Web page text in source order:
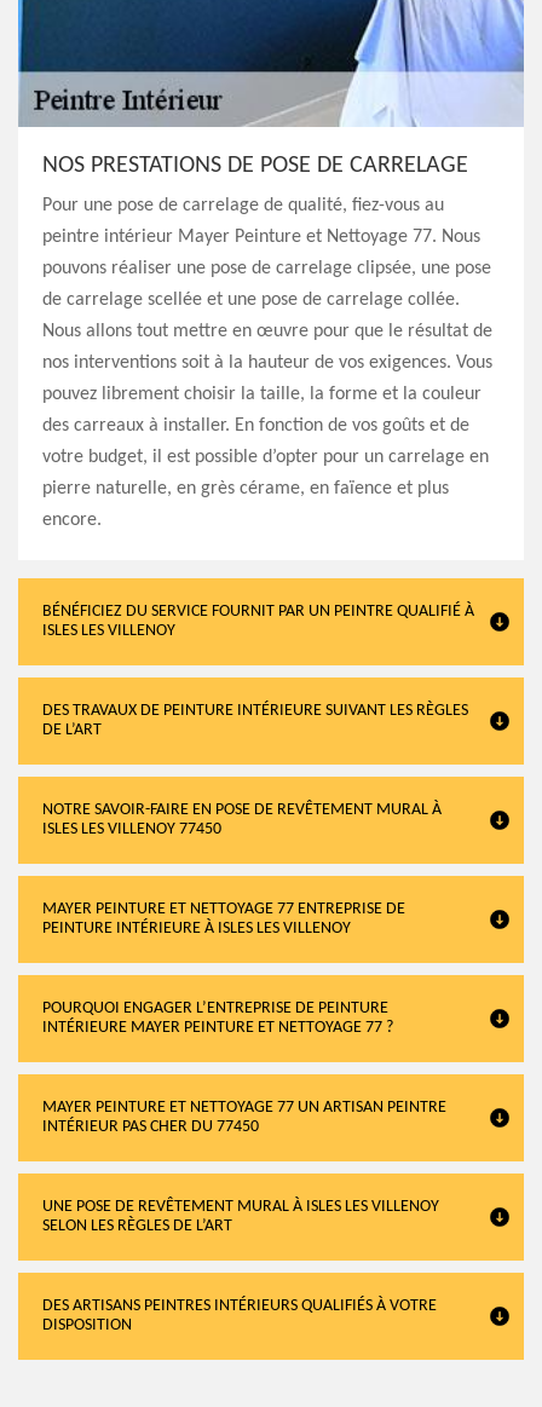
NOS PRESTATIONS DE POSE DE CARRELAGE
Pour une pose de carrelage de qualité, fiez-vous au
peintre intérieur Mayer Peinture et Nettoyage 77. Nous
pouvons réaliser une pose de carrelage clipsée, une pose
de carrelage scellée et une pose de carrelage collée.
Nous allons tout mettre en œuvre pour que le résultat de
nos interventions soit à la hauteur de vos exigences. Vous
pouvez librement choisir la taille, la forme et la couleur
des carreaux à installer. En fonction de vos goûts et de
votre budget, il est possible d’opter pour un carrelage en
pierre naturelle, en grès cérame, en faïence et plus
encore.
BÉNÉFICIEZ DU SERVICE FOURNIT PAR UN PEINTRE QUALIFIÉ À
ISLES LES VILLENOY
DES TRAVAUX DE PEINTURE INTÉRIEURE SUIVANT LES RÈGLES
DE L’ART
NOTRE SAVOIR-FAIRE EN POSE DE REVÊTEMENT MURAL À
ISLES LES VILLENOY 77450
MAYER PEINTURE ET NETTOYAGE 77 ENTREPRISE DE
PEINTURE INTÉRIEURE À ISLES LES VILLENOY
POURQUOI ENGAGER L’ENTREPRISE DE PEINTURE
INTÉRIEURE MAYER PEINTURE ET NETTOYAGE 77 ?
MAYER PEINTURE ET NETTOYAGE 77 UN ARTISAN PEINTRE
INTÉRIEUR PAS CHER DU 77450
UNE POSE DE REVÊTEMENT MURAL À ISLES LES VILLENOY
SELON LES RÈGLES DE L’ART
DES ARTISANS PEINTRES INTÉRIEURS QUALIFIÉS À VOTRE
DISPOSITION